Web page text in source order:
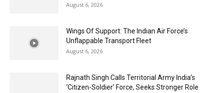
August 6, 2026
Wings Of Support: The Indian Air Force’s
Unflappable Transport Fleet
August 6, 2026
Rajnath Singh Calls Territorial Army India’s
‘Citizen-Soldier’ Force, Seeks Stronger Role